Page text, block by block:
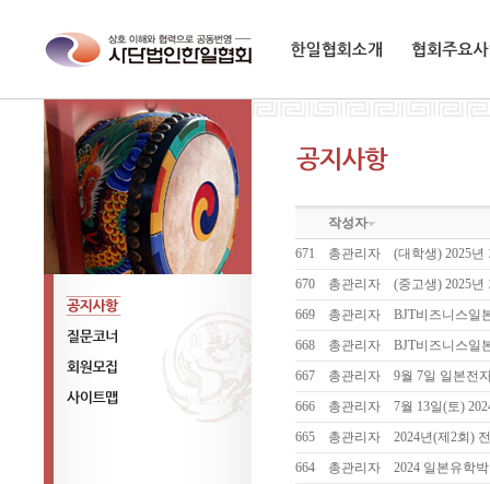
공지사항
질문코너
회원모집
작성자
671
총관리자
(대학생) 2025
670
총관리자
(중고생) 2025
669
총관리자
BJT비즈니스일
668
총관리자
BJT비즈니스일
667
총관리자
9월 7일 일본전
666
총관리자
7월 13일(토)
665
총관리자
2024년(제2회)
664
총관리자
2024 일본유학